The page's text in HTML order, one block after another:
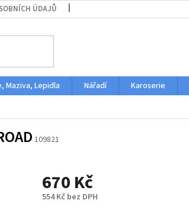
ÚDAJŮ
Maziva, Lepidla Nářadí Karoserie
109821
670 Kč
554 Kč bez DPH